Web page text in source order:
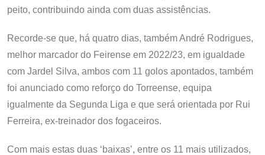
peito, contribuindo ainda com duas assistências.
Recorde-se que, há quatro dias, também André Rodrigues,
melhor marcador do Feirense em 2022/23, em igualdade
com Jardel Silva, ambos com 11 golos apontados, também
foi anunciado como reforço do Torreense, equipa
igualmente da Segunda Liga e que será orientada por Rui
Ferreira, ex-treinador dos fogaceiros.
Com mais estas duas ‘baixas’, entre os 11 mais utilizados,